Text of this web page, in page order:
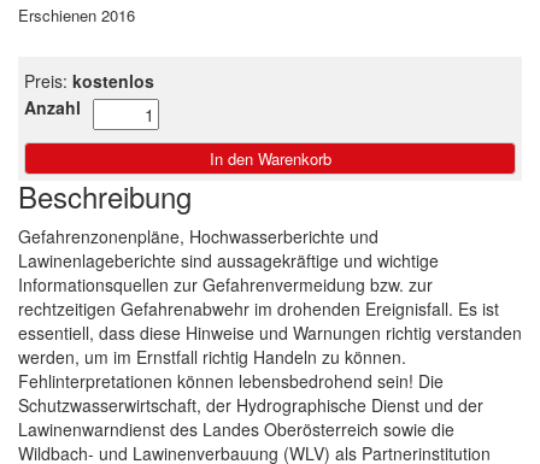
Erschienen 2016
Preis: kostenlos
Anzahl
Beschreibung
Gefahrenzonenpläne, Hochwasserberichte und
Lawinenlageberichte sind aussagekräftige und wichtige
Informationsquellen zur Gefahrenvermeidung bzw. zur
rechtzeitigen Gefahrenabwehr im drohenden Ereignisfall. Es ist
essentiell, dass diese Hinweise und Warnungen richtig verstanden
werden, um im Ernstfall richtig Handeln zu können.
Fehlinterpretationen können lebensbedrohend sein! Die
Schutzwasserwirtschaft, der Hydrographische Dienst und der
Lawinenwarndienst des Landes Oberösterreich sowie die
Wildbach- und Lawinenverbauung (WLV) als Partnerinstitution